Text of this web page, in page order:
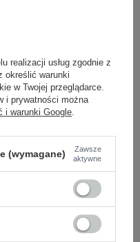
realizacji usług zgodnie z
określić warunki
w Twojej przeglądarce.
i prywatności można
i warunki Google
(wymagane)
Zawsze
aktywne